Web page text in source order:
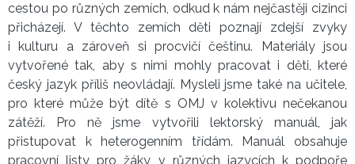
cestou po různých zemích, odkud k nám nejčastěji cizinci
přicházejí. V těchto zemích děti poznají zdejší zvyky
i kulturu a zároveň si procvičí češtinu. Materiály jsou
vytvořené tak, aby s nimi mohly pracovat i děti, které
český jazyk příliš neovládají. Mysleli jsme také na učitele,
pro které může být dítě s OMJ v kolektivu nečekanou
zátěží. Pro ně jsme vytvořili lektorský manuál, jak
přistupovat k heterogenním třídám. Manuál obsahuje
pracovní listy pro žáky v různých jazycích k podpoře